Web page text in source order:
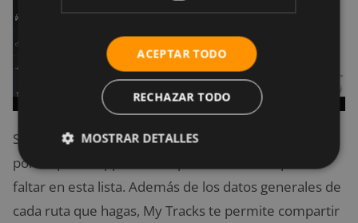
Sabemos que el líder imbatible en mapas es Google,
por lo que su app de rutas para ciclismo no puede
faltar en esta lista. Además de los datos generales de
cada ruta que hagas, My Tracks te permite compartir
ACEPTAR TODO
RECHAZAR TODO
MOSTRAR DETALLES